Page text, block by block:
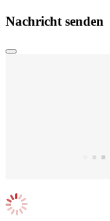
Nachricht senden